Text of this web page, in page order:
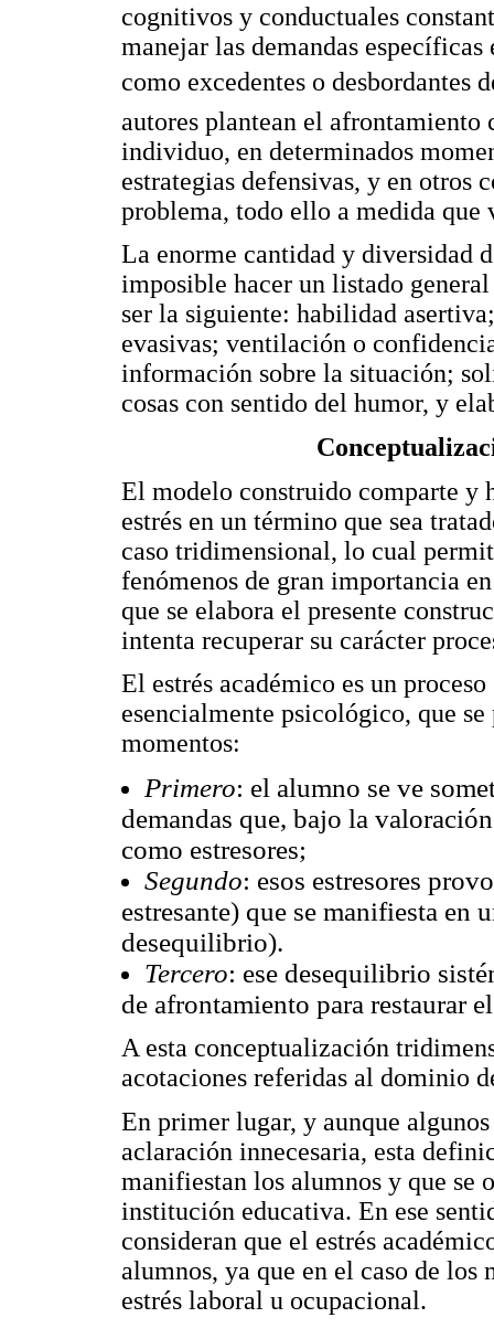
cognitivos y conductuales
manejar las demandas
como excedentes o desbordantes
autores plantean el afrontamiento
individuo, en determinados
estrategias defensivas, y en otros
problema, todo ello a medida que
La enorme cantidad y diversidad
imposible hacer un listado
ser la siguiente: habilidad
evasivas; ventilación o
información sobre la situación;
cosas con sentido del humor, y
El modelo construido comparte y
estrés en un término que sea
caso tridimensional, lo cual
fenómenos de gran importancia
que se elabora el presente
intenta recuperar su carácter
El estrés académico es un
esencialmente psicológico, que
momentos:
Primero: el alumno se ve
demandas que, bajo la
como estresores;
Segundo: esos estresores
estresante) que se manifiesta en
desequilibrio).
Tercero: ese desequilibrio
de afrontamiento para restaurar
A esta conceptualización
acotaciones referidas al dominio
En primer lugar, y aunque
aclaración innecesaria, esta
manifiestan los alumnos y que se
institución educativa. En ese
consideran que el estrés
alumnos, ya que en el caso de los
estrés laboral u ocupacional.